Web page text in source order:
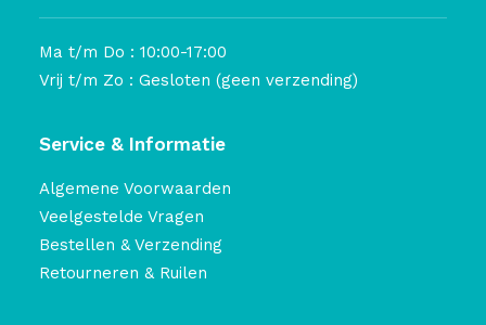
Ma t/m Do : 10:00-17:00
Vrij t/m Zo : Gesloten (geen verzending)
Service & Informatie
Algemene Voorwaarden
Veelgestelde Vragen
Bestellen & Verzending
Retourneren & Ruilen